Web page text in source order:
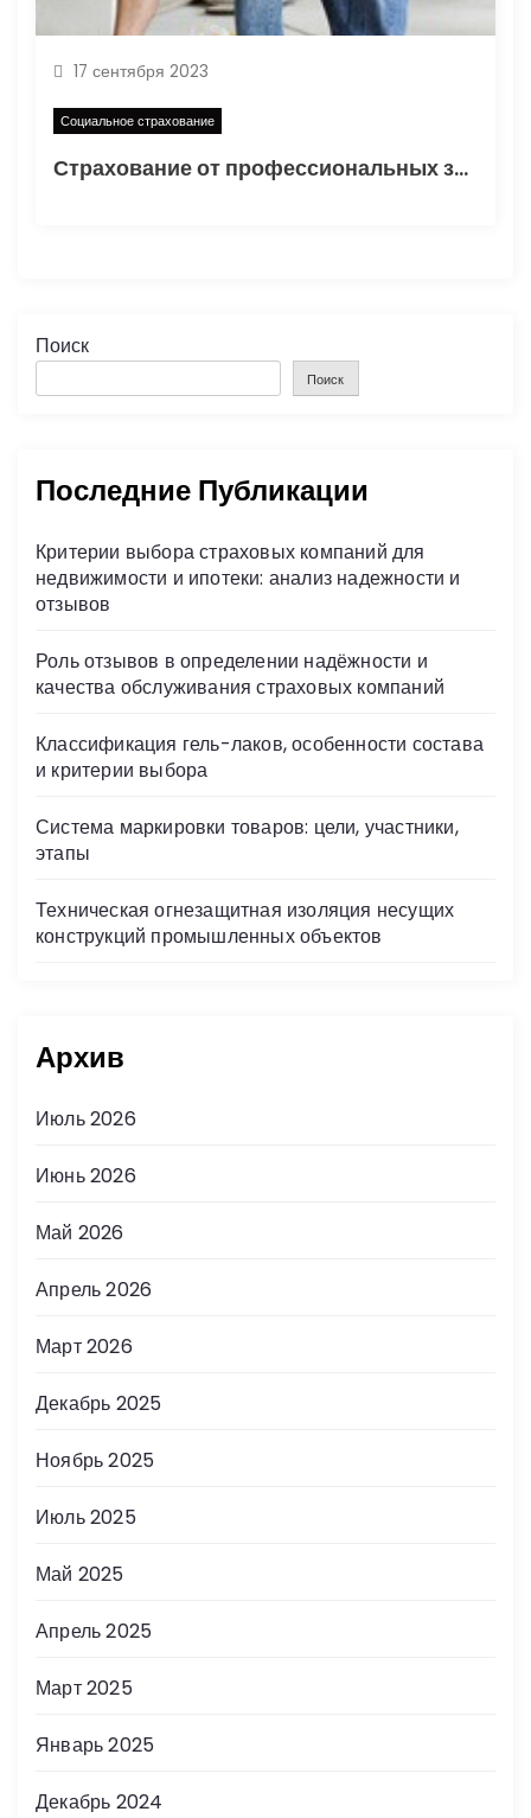
17 сентября 2023
Социальное страхование
Страхование от профессиональных заболеваний
Поиск
Поиск
Последние Публикации
Критерии выбора страховых компаний для
недвижимости и ипотеки: анализ надежности и
отзывов
Роль отзывов в определении надёжности и
качества обслуживания страховых компаний
Классификация гель-лаков, особенности состава
и критерии выбора
Система маркировки товаров: цели, участники,
этапы
Техническая огнезащитная изоляция несущих
конструкций промышленных объектов
Архив
Июль 2026
Июнь 2026
Май 2026
Апрель 2026
Март 2026
Декабрь 2025
Ноябрь 2025
Июль 2025
Май 2025
Апрель 2025
Март 2025
Январь 2025
Декабрь 2024